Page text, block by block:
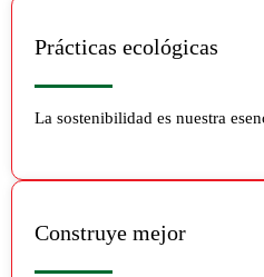
Prácticas ecológicas
La sostenibilidad es nuestra
Construye mejor